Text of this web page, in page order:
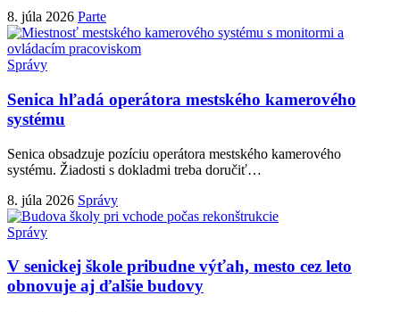
8. júla 2026 Parte
Správy
Senica hľadá operátora mestského kamerového
systému
Senica obsadzuje pozíciu operátora mestského kamerového
systému. Žiadosti s dokladmi treba doručiť…
8. júla 2026 Správy
Správy
V senickej škole pribudne výťah, mesto cez leto
obnovuje aj ďalšie budovy